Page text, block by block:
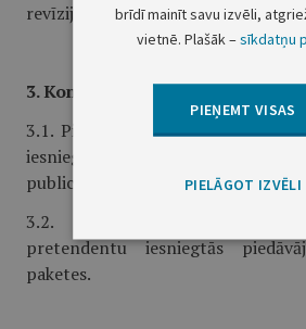
revīzijas uzdevumu.
3. Konkursa norises termiņi
3.1. Pieteikuma un piedāvājamo
iesniegšanas termiņš ir 7 dienas
publicēšanas brīža “Latvijas
3.2. 7 dienu laikā konkursa
pretendentu iesniegtās
paketes.
brīdī mainīt savu izvēli,
vietnē. Plašāk –sīkdatņu
PIEŅEMT VISAS
PIELĀGOT IZVĒLI